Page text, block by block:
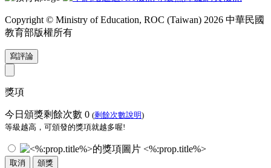
Copyright © Ministry of Education, ROC (Taiwan) 2026 中華民國
教育部版權所有
寫評論
獎項
今日頒獎剩餘次數 0 (剩餘次數說明)
等級越高，可頒發的獎項就越多喔!
<%:prop.title%>
取消 頒獎